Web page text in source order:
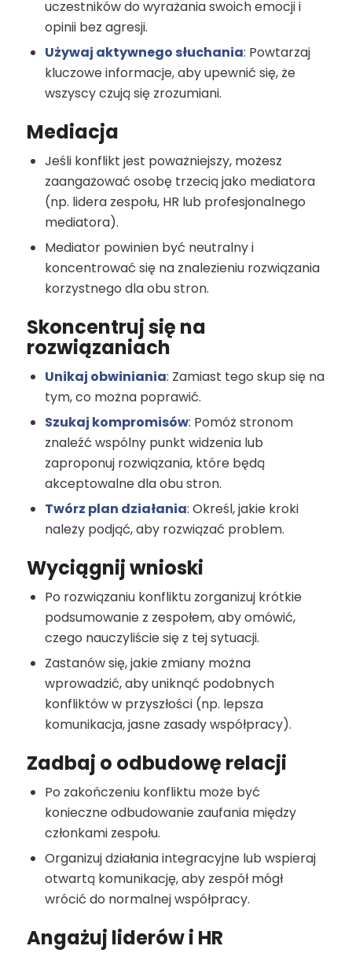
uczestników do wyrażania swoich emocji i
opinii bez agresji.
Używaj aktywnego słuchania: Powtarzaj
kluczowe informacje, aby upewnić się, że
wszyscy czują się zrozumiani.
Mediacja
Jeśli konflikt jest poważniejszy, możesz
zaangażować osobę trzecią jako mediatora
(np. lidera zespołu, HR lub profesjonalnego
mediatora).
Mediator powinien być neutralny i
koncentrować się na znalezieniu rozwiązania
korzystnego dla obu stron.
Skoncentruj się na
rozwiązaniach
Unikaj obwiniania: Zamiast tego skup się na
tym, co można poprawić.
Szukaj kompromisów: Pomóż stronom
znaleźć wspólny punkt widzenia lub
zaproponuj rozwiązania, które będą
akceptowalne dla obu stron.
Twórz plan działania: Określ, jakie kroki
należy podjąć, aby rozwiązać problem.
Wyciągnij wnioski
Po rozwiązaniu konfliktu zorganizuj krótkie
podsumowanie z zespołem, aby omówić,
czego nauczyliście się z tej sytuacji.
Zastanów się, jakie zmiany można
wprowadzić, aby uniknąć podobnych
konfliktów w przyszłości (np. lepsza
komunikacja, jasne zasady współpracy).
Zadbaj o odbudowę relacji
Po zakończeniu konfliktu może być
konieczne odbudowanie zaufania między
członkami zespołu.
Organizuj działania integracyjne lub wspieraj
otwartą komunikację, aby zespół mógł
wrócić do normalnej współpracy.
Angażuj liderów i HR